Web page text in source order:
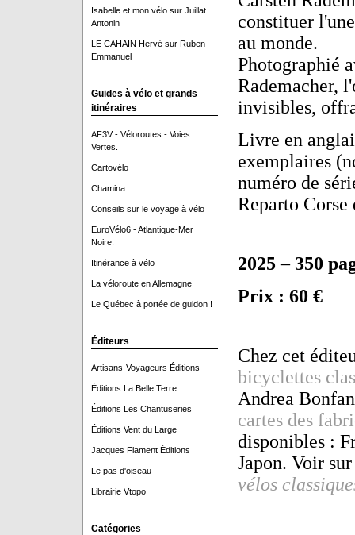
Isabelle et mon vélosur Juillat
Antonin
LE CAHAIN Hervésur Ruben
Emmanuel
Guides à vélo et grands
itinéraires
AF3V - Véloroutes - Voies
Vertes.
Cartovélo
Chamina
Conseils sur le voyage à vélo
EuroVélo6 - Atlantique-Mer
Noire.
Itinérance à vélo
La véloroute en Allemagne
Le Québec à portée de guidon !
Éditeurs
Artisans-Voyageurs Éditions
Éditions La Belle Terre
Éditions Les Chantuseries
Éditions Vent du Large
Jacques Flament Éditions
Le pas d'oiseau
Librairie Vtopo
Catégories
constituer
au monde.
Photographié
Rademacher,
invisibles,
Livre en
exemplaires
numéro de
Reparto
2025– 350
Prix : 60 €
Chez cet
bicyclettes
Andrea
cartes des
disponibles :
Japon. Voir
vélos